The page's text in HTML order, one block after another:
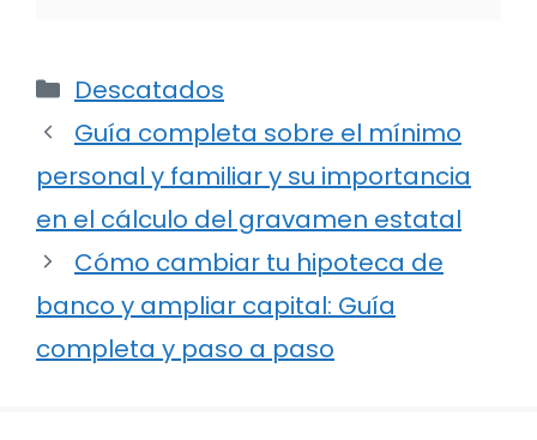
Categorías
Descatados
Guía completa sobre el mínimo
personal y familiar y su importancia
en el cálculo del gravamen estatal
Cómo cambiar tu hipoteca de
banco y ampliar capital: Guía
completa y paso a paso